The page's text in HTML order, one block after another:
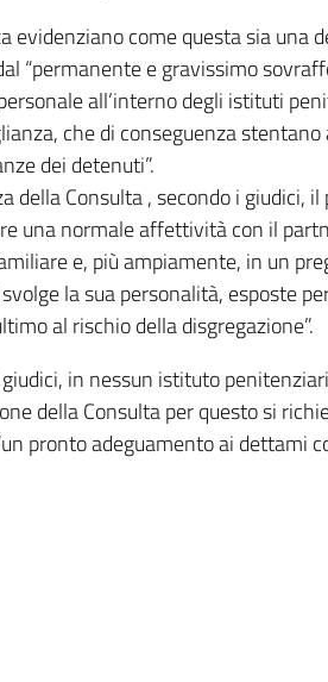
evidenziano come questa sia una
“permanente e gravissimo
all’interno degli istituti
che di conseguenza
dei detenuti”.
della Consulta , secondo i giudici,
una normale affettività con il
e, più ampiamente, in un
la sua personalità, esposte
al rischio della disgregazione”.
in nessun istituto
della Consulta per questo si
pronto adeguamento ai dettami